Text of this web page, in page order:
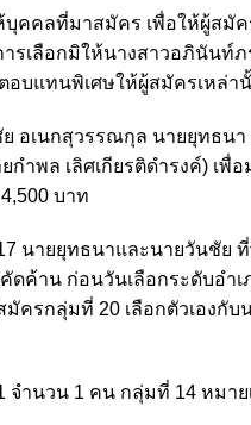
คคลที่มาสมัคร เพื่อให้ผู้สมั
รเลือกมิให้นางสาวอภินันท์
อบแทนพิเศษให้ผู้สมัครเหล่า
อเนกสุวรรณกุล นายยุทธนา
ำพล เลิศเกียรติดำรงค์) เพื่อ
บาท
นายยุทธนาและนายวันชัย ที่
ค้าน ก่อนวันเลือกระดับอำเ
ครกลุ่มที่ 20 เลือกตัวเองกับ
จำนวน 1 คน กลุ่มที่ 14 หมาย